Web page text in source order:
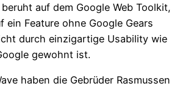
beruht auf dem Google Web Toolkit,
ein Feature ohne Google Gears
durch einzigartige Usability wie
gewohnt ist.
haben die Gebrüder Rasmussen